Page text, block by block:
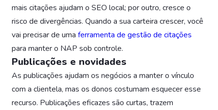
mais citações ajudam o SEO local; por outro, cresce o
risco de divergências. Quando a sua carteira crescer, você
vai precisar de uma ferramenta de gestão de citações
para manter o NAP sob controle.
Publicações e novidades
As publicações ajudam os negócios a manter o vínculo
com a clientela, mas os donos costumam esquecer esse
recurso. Publicações eficazes são curtas, trazem